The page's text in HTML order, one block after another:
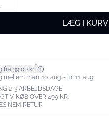
LÆG I KURV
fra 39,00 kr.*
mellem man. 10. aug. - tir. 11. aug.
2-3 ARBEJDSDAGE
V. KØB OVER 499 KR.
NEM RETUR